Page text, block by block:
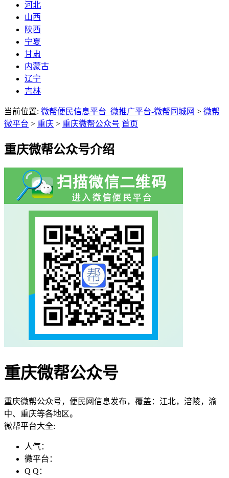
河北
山西
陕西
宁夏
甘肃
内蒙古
辽宁
吉林
当前位置: 微帮便民信息平台_微推广平台-微帮同城网 > 微帮
微平台 > 重庆 > 重庆微帮公众号 首页
重庆微帮公众号介绍
重庆微帮公众号
重庆微帮公众号，便民网信息发布，覆盖：江北，涪陵，渝
中、重庆等各地区。
微帮平台大全:
人气：
微平台：
Q Q：